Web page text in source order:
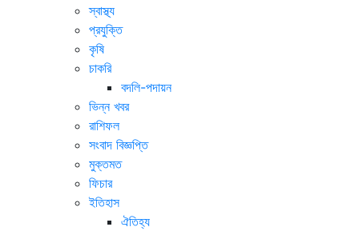
স্বাস্থ্য
প্রযুক্তি
কৃষি
চাকরি
বদলি-পদায়ন
ভিন্ন খবর
রাশিফল
সংবাদ বিজ্ঞপ্তি
মুক্তমত
ফিচার
ইতিহাস
ঐতিহ্য